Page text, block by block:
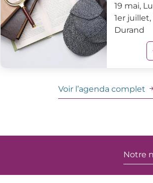
19 mai,
1er
Durand
Voir l’agenda complet
Notre